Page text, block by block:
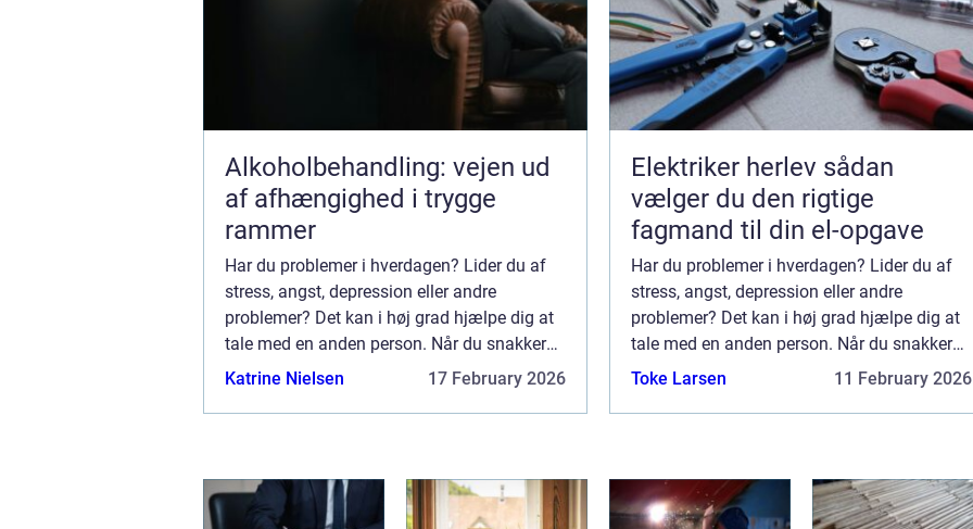
Alkoholbehandling: vejen ud
af afhængighed i trygge
rammer
Har du problemer i hverdagen? Lider du af
stress, angst, depression eller andre
problemer? Det kan i høj grad hjælpe dig at
tale med en anden person. Når du snakker
med en psykolog, kan du også få gode
Katrine Nielsen 17 February 2026
Elektriker herlev sådan
vælger du den rigtige
fagmand til din el-opgave
Har du problemer i hverdagen? Lider du af
stress, angst, depression eller andre
problemer? Det kan i høj grad hjælpe dig at
tale med en anden person. Når du snakker
med en psykolog, kan du også få gode
Toke Larsen 11 February 2026